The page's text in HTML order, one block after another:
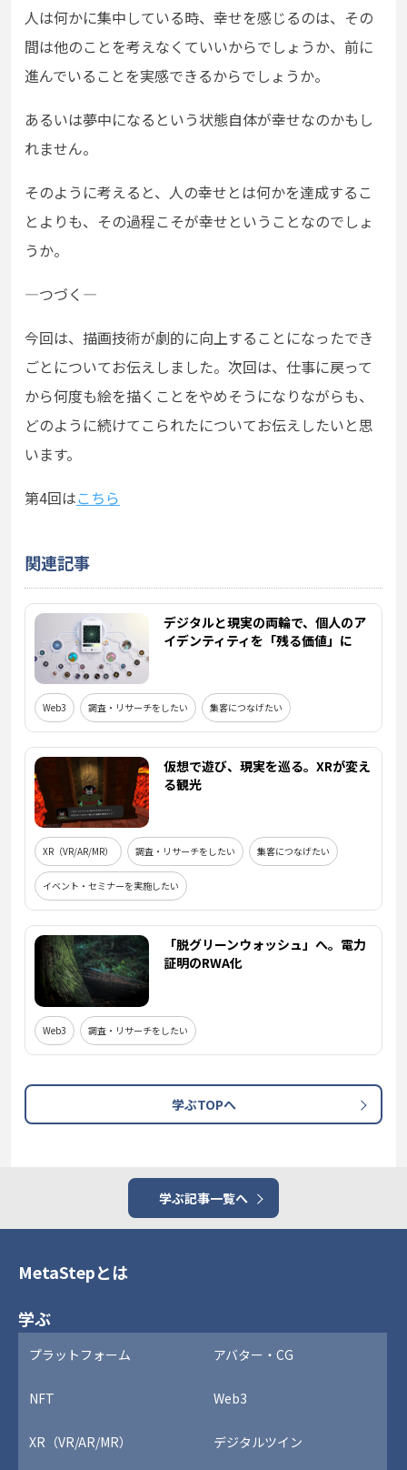
人は何かに集中している時、幸せを感じるのは、その
間は他のことを考えなくていいからでしょうか、前に
進んでいることを実感できるからでしょうか。
あるいは夢中になるという状態自体が幸せなのかもし
れません。
そのように考えると、人の幸せとは何かを達成するこ
とよりも、その過程こそが幸せということなのでしょ
うか。
―つづく―
今回は、描画技術が劇的に向上することになったでき
ごとについてお伝えしました。次回は、仕事に戻って
から何度も絵を描くことをやめそうになりながらも、
どのように続けてこられたについてお伝えしたいと思
います。
第4回はこちら
関連記事
デジタルと現実の両輪で、個人のア
イデンティティを「残る価値」に
Web3 調査・リサーチをしたい 集客につなげたい
仮想で遊び、現実を巡る。XRが変え
る観光
XR（VR/AR/MR） 調査・リサーチをしたい 集客につなげたい
イベント・セミナーを実施したい
「脱グリーンウォッシュ」へ。電力
証明のRWA化
Web3 調査・リサーチをしたい
学ぶTOPへ
学ぶ記事一覧へ
MetaStepとは
学ぶ
プラットフォーム アバター・CG
NFT Web3
XR（VR/AR/MR） デジタルツイン